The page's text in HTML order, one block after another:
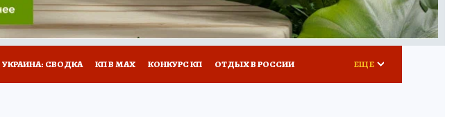
УКРАИНА: СВОДКА КП В МАХ КОНКУРС КП ОТДЫХ В РОССИИ ЕЩЕ